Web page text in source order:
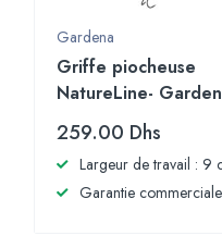
Gardena
Griffe piocheuse
NatureLine-
259.00 Dhs
Largeur de travail : 9
Garantie